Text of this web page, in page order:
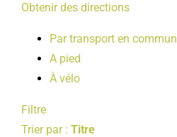
Obtenir des directions
Par transport en commun
A pied
À vélo
Filtre
Trier par : Titre